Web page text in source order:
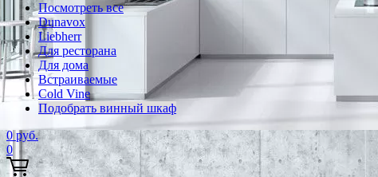
Посмотреть все
Dunavox
Liebherr
Для ресторана
Для дома
Встраиваемые
Cold Vine
Подобрать винный шкаф
0 руб.
0